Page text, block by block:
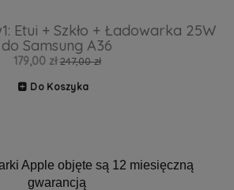
Etui + Szkło + Ładowarka 25W
do Samsung A36
179,00 zł 247,00 zł
Do Koszyka
Apple objęte są 12 miesięczną
gwarancją